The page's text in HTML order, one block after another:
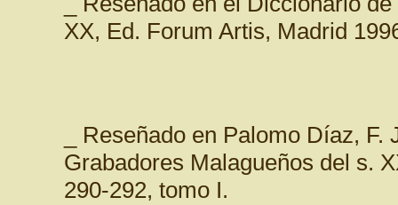
XX, Ed. Forum Artis, Madrid
_ Reseñado en Palomo Díaz,
Grabadores Malagueños del s.
290-292, tomo I.